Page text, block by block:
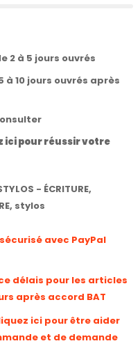
2 à 5 jours ouvrés
10 jours ouvrés après
ici pour réussir votre
- ÉCRITURE,
, stylos
avec PayPal
délais pour les articles
après accord BAT
ici pour être aider
et de demande